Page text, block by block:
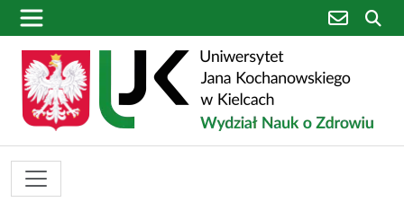
poczta